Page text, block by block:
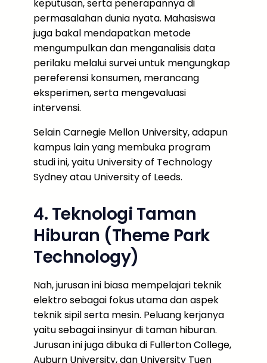
keputusan, serta penerapannya di
permasalahan dunia nyata. Mahasiswa
juga bakal mendapatkan metode
mengumpulkan dan menganalisis data
perilaku melalui survei untuk mengungkap
pereferensi konsumen, merancang
eksperimen, serta mengevaluasi
intervensi.
Selain Carnegie Mellon University, adapun
kampus lain yang membuka program
studi ini, yaitu University of Technology
Sydney atau University of Leeds.
4. Teknologi Taman
Hiburan (Theme Park
Technology)
Nah, jurusan ini biasa mempelajari teknik
elektro sebagai fokus utama dan aspek
teknik sipil serta mesin. Peluang kerjanya
yaitu sebagai insinyur di taman hiburan.
Jurusan ini juga dibuka di Fullerton College,
Auburn University, dan University Tuen